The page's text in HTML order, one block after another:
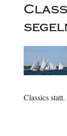
Classics